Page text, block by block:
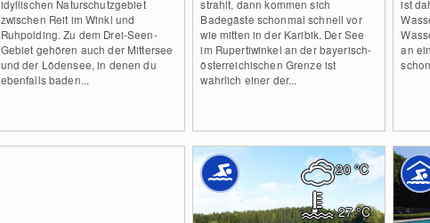
idyllischen Naturschutzgebiet
zwischen Reit im Winkl und
Ruhpolding. Zu dem Drei-Seen-
Gebiet gehören auch der Mittersee
und der Lödensee, in denen du
ebenfalls baden...
strahlt, dann kommen sich
Badegäste schonmal schnell vor
wie mitten in der Karibik. Der See
im Rupertiwinkel an der bayerisch-
österreichischen Grenze ist
wahrlich einer der...
ist
an
20°C
27°C